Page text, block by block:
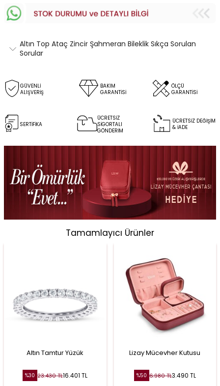
Altın Top Ataç Zincir Şahmeran Bileklik Sıkça Sorulan
Sorular
GÜVENLİ
ALIŞVERİŞ
BAKIM
GARANTİSİ
ÖLÇÜ
GARANTİSİ
SERTİFİKA
ÜCRETSİZ
SİGORTALI
GÖNDERİM
ÜCRETSİZ DEĞİŞİM
& İADE
Tamamlayıcı Ürünler
Altın Tamtur Yüzük
%30 23.430TL16.401 TL
Lizay Mücevher Kutusu
%50 6.980TL3.490 TL